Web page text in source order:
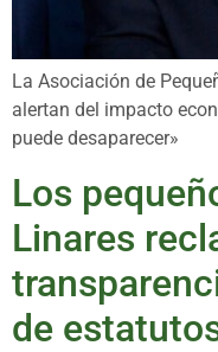
La Asociación de
alertan del impacto
puede desaparecer»
Los
Linares
de